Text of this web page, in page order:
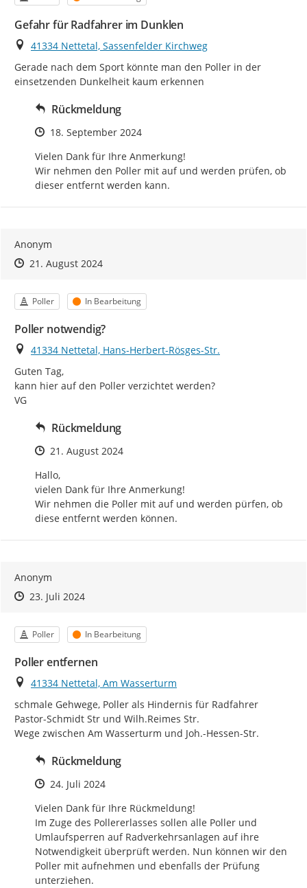
Gefahr für Radfahrer im Dunklen
Ort
41334 Nettetal, Sassenfelder Kirchweg
Gerade nach dem Sport könnte man den Poller in der
einsetzenden Dunkelheit kaum erkennen
Rückmeldung
Zeitpunkt des Erstellens
18. September 2024
Vielen Dank für Ihre Anmerkung!
Wir nehmen den Poller mit auf und werden prüfen, ob
dieser entfernt werden kann.
Anonym
Zeitpunkt des Erstellens
Zeitpunkt des Erstellens
21. August 2024Zur Äußerung
Kategorie
Poller Status
In Bearbeitung
Poller notwendig?
Ort
41334 Nettetal, Hans-Herbert-Rösges-Str.
Guten Tag,
kann hier auf den Poller verzichtet werden?
VG
Rückmeldung
Zeitpunkt des Erstellens
21. August 2024
Hallo,
vielen Dank für Ihre Anmerkung!
Wir nehmen die Poller mit auf und werden pürfen, ob
diese entfernt werden können.
Anonym
Zeitpunkt des Erstellens
Zeitpunkt des Erstellens
23. Juli 2024Zur Äußerung
Kategorie
Poller Status
In Bearbeitung
Poller entfernen
Ort
41334 Nettetal, Am Wasserturm
schmale Gehwege, Poller als Hindernis für Radfahrer
Pastor-Schmidt Str und Wilh.Reimes Str.
Wege zwischen Am Wasserturm und Joh.-Hessen-Str.
Rückmeldung
Zeitpunkt des Erstellens
24. Juli 2024
Vielen Dank für Ihre Rückmeldung!
Im Zuge des Pollererlasses sollen alle Poller und
Umlaufsperren auf Radverkehrsanlagen auf ihre
Notwendigkeit überprüft werden. Nun können wir den
Poller mit aufnehmen und ebenfalls der Prüfung
unterziehen.